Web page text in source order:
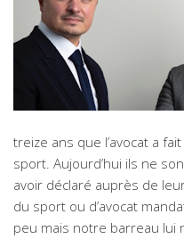
treize ans que l’avocat a
sport. Aujourd’hui ils ne
avoir déclaré auprès de
du sport ou d’avocat
peu mais notre barreau lui